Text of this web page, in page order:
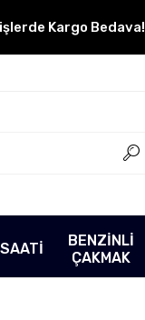
Kargo Bedava!
BENZİNLİ
ÇAKMAK